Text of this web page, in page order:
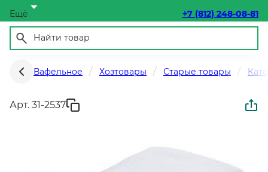
Ещё +7 (812) 248-08-81
Вафельное Хозтовары Старые товары
Арт. 31-2537